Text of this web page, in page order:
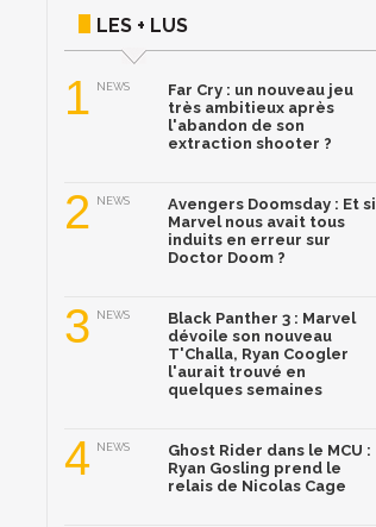
LES + LUS
1 NEWS
Far Cry : un nouveau jeu
très ambitieux après
l'abandon de son
extraction shooter ?
2 NEWS
Avengers Doomsday : Et si
Marvel nous avait tous
induits en erreur sur
Doctor Doom ?
3 NEWS
Black Panther 3 : Marvel
dévoile son nouveau
T'Challa, Ryan Coogler
l'aurait trouvé en
quelques semaines
4 NEWS
Ghost Rider dans le MCU :
Ryan Gosling prend le
relais de Nicolas Cage